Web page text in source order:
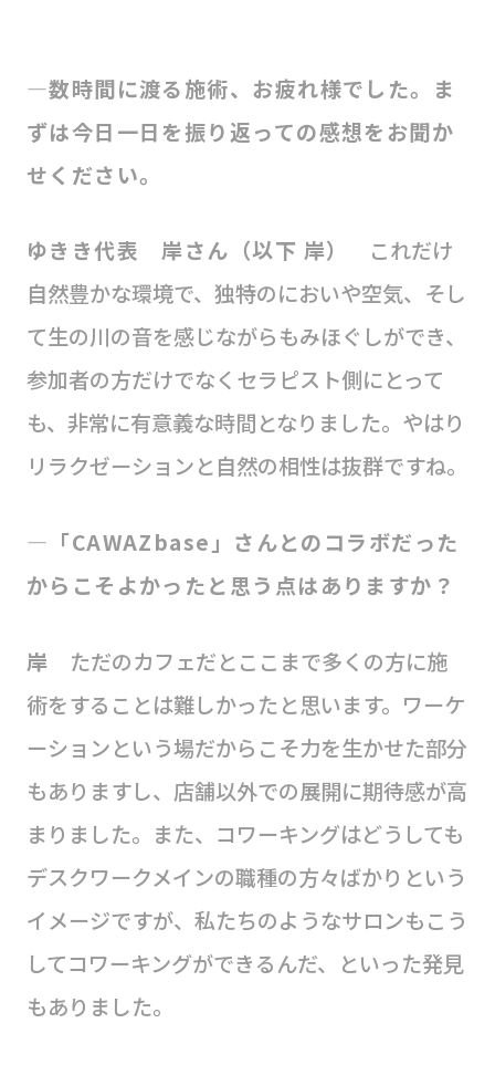
―数時間に渡る施術、お疲れ様でした。ま
ずは今日一日を振り返っての感想をお聞か
せください。
ゆきき代表 岸さん（以下 岸）
これだけ
自然豊かな環境で、独特のにおいや空気、そし
て生の川の音を感じながらもみほぐしができ、
参加者の方だけでなくセラピスト側にとって
も、非常に有意義な時間となりました。やはり
リラクゼーションと自然の相性は抜群ですね。
―「CAWAZbase」さんとのコラボだった
からこそよかったと思う点はありますか？
岸 ただのカフェだとここまで多くの方に施
術をすることは難しかったと思います。ワーケ
ーションという場だからこそ力を生かせた部分
もありますし、店舗以外での展開に期待感が高
まりました。また、コワーキングはどうしても
デスクワークメインの職種の方々ばかりという
イメージですが、私たちのようなサロンもこう
してコワーキングができるんだ、といった発見
もありました。